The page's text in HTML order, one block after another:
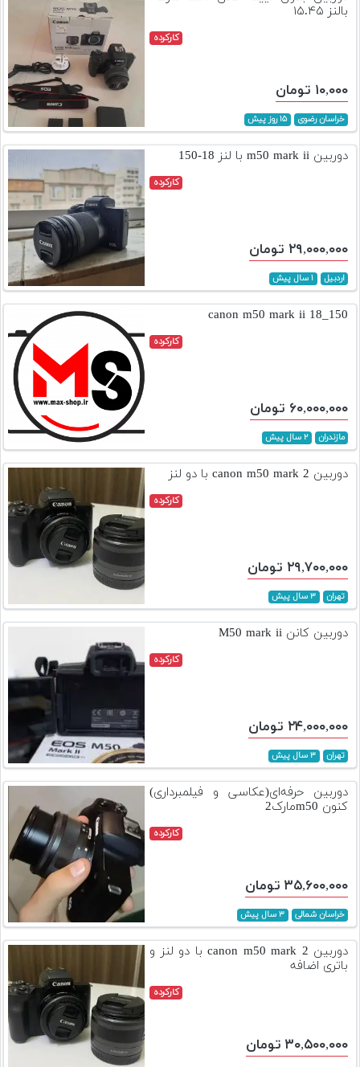
بالنز ۱۵.۴۵
کارکرده
۱۰,۰۰۰ تومان
خراسان رضوی ۱۵ روز پیش
دوربین m50 mark ii با لنز 18-150
کارکرده
۲۹,۰۰۰,۰۰۰ تومان
اردبیل ۱ سال پیش
canon m50 mark ii 18_150
کارکرده
۶۰,۰۰۰,۰۰۰ تومان
مازندران ۲ سال پیش
دوربین canon m50 mark 2 با دو لنز
کارکرده
۲۹,۷۰۰,۰۰۰ تومان
تهران ۳ سال پیش
دوربین کانن M50 mark ii
کارکرده
۲۴,۰۰۰,۰۰۰ تومان
تهران ۳ سال پیش
دوربین حرفه‌ای(عکاسی و فیلمبرداری)
کنون m50مارک2
کارکرده
۳۵,۶۰۰,۰۰۰ تومان
خراسان شمالی ۳ سال پیش
دوربین canon m50 mark 2 با دو لنز و
باتری اضافه
کارکرده
۳۰,۵۰۰,۰۰۰ تومان